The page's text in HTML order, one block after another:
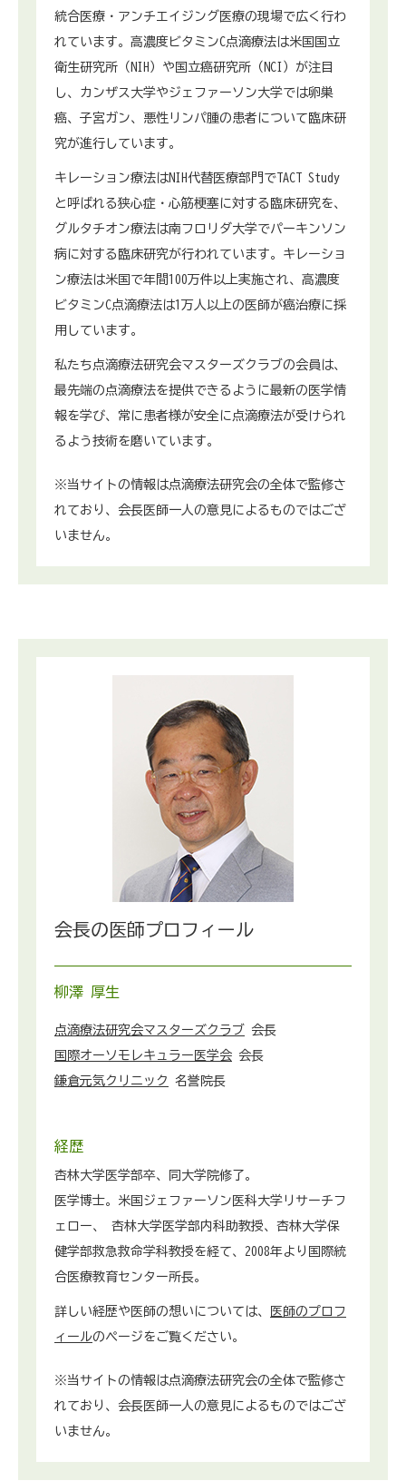
統合医療・アンチエイジング医療の現場で広く行わ
れています。高濃度ビタミンC点滴療法は米国国立
衛生研究所（NIH）や国立癌研究所（NCI）が注目
し、カンザス大学やジェファーソン大学では卵巣
癌、子宮ガン、悪性リンパ腫の患者について臨床研
究が進行しています。
キレーション療法はNIH代替医療部門でTACT Study
と呼ばれる狭心症・心筋梗塞に対する臨床研究を、
グルタチオン療法は南フロリダ大学でパーキンソン
病に対する臨床研究が行われています。キレーショ
ン療法は米国で年間100万件以上実施され、高濃度
ビタミンC点滴療法は1万人以上の医師が癌治療に採
用しています。
私たち点滴療法研究会マスターズクラブの会員は、
最先端の点滴療法を提供できるように最新の医学情
報を学び、常に患者様が安全に点滴療法が受けられ
るよう技術を磨いています。
※当サイトの情報は点滴療法研究会の全体で監修さ
れており、会長医師一人の意見によるものではござ
いません。
会長の医師プロフィール
柳澤 厚生
点滴療法研究会マスターズクラブ 会長
国際オーソモレキュラー医学会 会長
鎌倉元気クリニック
名誉院長
経歴
杏林大学医学部卒、同大学院修了。
医学博士。米国ジェファーソン医科大学リサーチフ
ェロー、 杏林大学医学部内科助教授、杏林大学保
健学部救急救命学科教授を経て、2008年より国際統
合医療教育センター所長。
詳しい経歴や医師の想いについては、
医師のプロフ
ィールのページをご覧ください。
※当サイトの情報は点滴療法研究会の全体で監修さ
れており、会長医師一人の意見によるものではござ
いません。